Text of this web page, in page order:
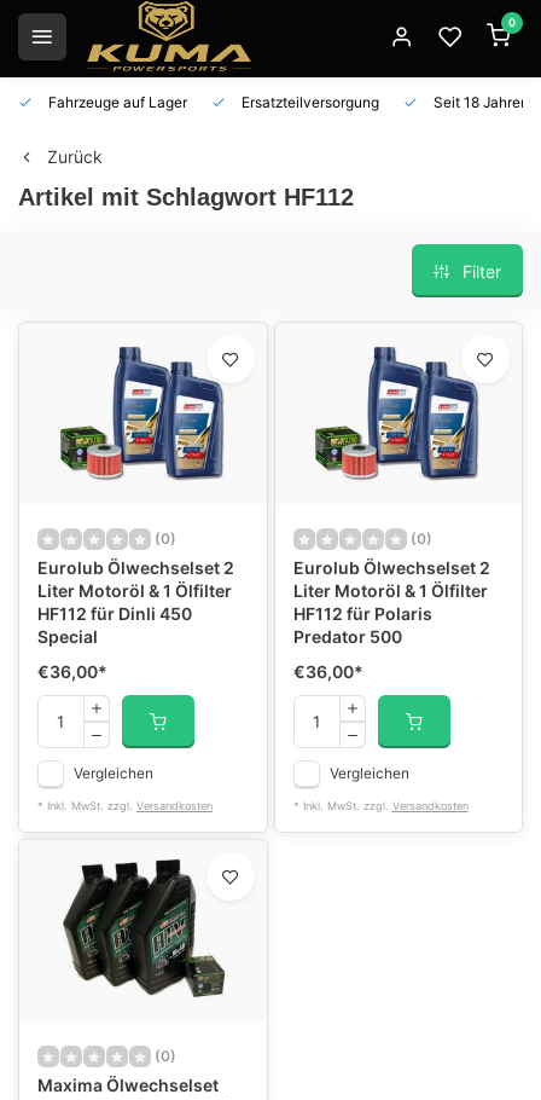
0
Fahrzeuge auf Lager Ersatzteilversorgung Seit 18 Jahren
Zurück
Artikel mit Schlagwort HF112
Filter
(0)
Eurolub Ölwechselset 2
Liter Motoröl & 1 Ölfilter
HF112 für Dinli 450
Special
€36,00*
Vergleichen
* Inkl. MwSt. zzgl. Versandkosten
(0)
Eurolub Ölwechselset 2
Liter Motoröl & 1 Ölfilter
HF112 für Polaris
Predator 500
€36,00*
Vergleichen
* Inkl. MwSt. zzgl. Versandkosten
(0)
Maxima Ölwechselset